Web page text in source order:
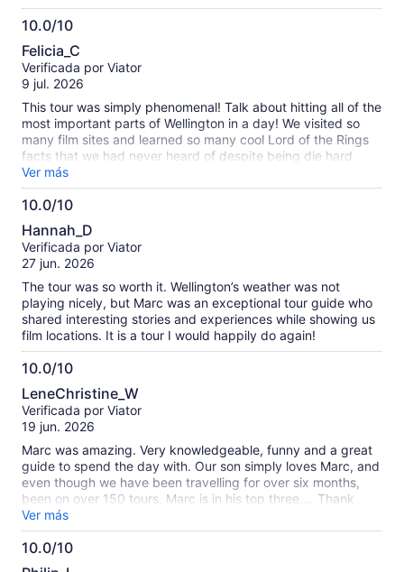
black rider in one scene", to hear him tell it, and the behind-
the-scenes stories and lore alone were worth the price of the
history of Weta, and it was a day to remember.
10.0/10
10.0
de
10
Felicia_C
Verificada por Viator
9 jul. 2026
This tour was simply phenomenal! Talk about hitting all of the
most important parts of Wellington in a day! We visited so
many film sites and learned so many cool Lord of the Rings
facts that we had never heard of despite being die hard
Lord of the Rings fans. The tour guide also provided
costumes and props to make our experience extra fun.
WETA workshop was a beauty in and of itself. You cannot
was probably the most incredible work of art I’ve seen and I
was so happy to view it up close and take in every detail.
The lunch that we stopped at was also spectacular and was
off of a very cute Lord of the Rings menu. It was one of the
best dining places we’ve done in New Zealand so far. The
Legolas Lembas Bread option was particularly a favorite
among my family.
Ver más
10.0/10
10.0
de
10
Hannah_D
Verificada por Viator
27 jun. 2026
The tour was so worth it. Wellington’s weather was not
playing nicely, but Marc was an exceptional tour guide who
shared interesting stories and experiences while showing us
film locations. It is a tour I would happily do again!
10.0/10
10.0
de
10
LeneChristine_W
Verificada por Viator
19 jun. 2026
Marc was amazing. Very knowledgeable, funny and a great
guide to spend the day with. Our son simply loves Marc, and
even though we have been travelling for over six months,
been on over 150 tours, Marc is in his top three.... Thank
you, Marc, for an amazing day
Ver más
10.0/10
10.0